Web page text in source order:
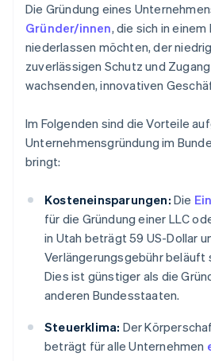
Die Gründung eines
Gründer/innen, die sich in
niederlassen möchten, der
zuverlässigen Schutz und
wachsenden, innovativen
Im Folgenden sind die Vorteile
Unternehmensgründung im
bringt:
Kosteneinsparungen: Die
für die Gründung einer LLC
in Utah beträgt 59 US-Dollar
Verlängerungsgebühr beläuft
Dies ist günstiger als die
anderen Bundesstaaten.
Steuerklima: Der
beträgt für alle Unternehmen